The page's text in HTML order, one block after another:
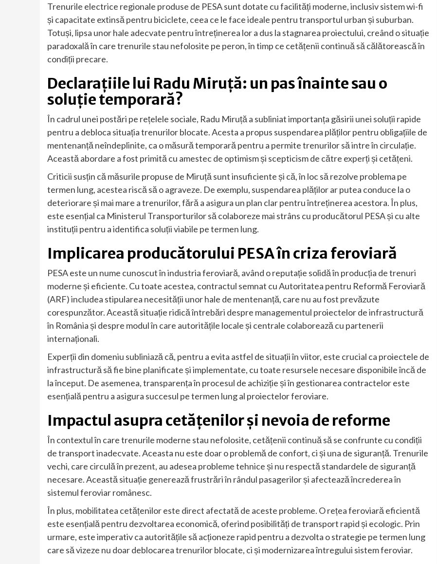
Trenurile electrice regionale produse de PESA sunt dotate cu facilități moderne, inclusiv sistem wi-fi
și capacitate extinsă pentru biciclete, ceea ce le face ideale pentru transportul urban și suburban.
Totuși, lipsa unor hale adecvate pentru întreținerea lor a dus la stagnarea proiectului, creând o situație
paradoxală în care trenurile stau nefolosite pe peron, în timp ce cetățenii continuă să călătorească în
condiții precare.
Declarațiile lui Radu Miruță: un pas înainte sau o
soluție temporară?
În cadrul unei postări pe rețelele sociale, Radu Miruță a subliniat importanța găsirii unei soluții rapide
pentru a debloca situația trenurilor blocate. Acesta a propus suspendarea plăților pentru obligațiile de
mentenanță neîndeplinite, ca o măsură temporară pentru a permite trenurilor să intre în circulație.
Această abordare a fost primită cu amestec de optimism și scepticism de către experți și cetățeni.
Criticii susțin că măsurile propuse de Miruță sunt insuficiente și că, în loc să rezolve problema pe
termen lung, acestea riscă să o agraveze. De exemplu, suspendarea plăților ar putea conduce la o
deteriorare și mai mare a trenurilor, fără a asigura un plan clar pentru întreținerea acestora. În plus,
este esențial ca Ministerul Transporturilor să colaboreze mai strâns cu producătorul PESA și cu alte
instituții pentru a identifica soluții viabile pe termen lung.
Implicarea producătorului PESA în criza feroviară
PESA este un nume cunoscut în industria feroviară, având o reputație solidă în producția de trenuri
moderne și eficiente. Cu toate acestea, contractul semnat cu Autoritatea pentru Reformă Feroviară
(ARF) includea stipularea necesității unor hale de mentenanță, care nu au fost prevăzute
corespunzător. Această situație ridică întrebări despre managementul proiectelor de infrastructură
în România și despre modul în care autoritățile locale și centrale colaborează cu partenerii
internaționali.
Experții din domeniu subliniază că, pentru a evita astfel de situații în viitor, este crucial ca proiectele de
infrastructură să fie bine planificate și implementate, cu toate resursele necesare disponibile încă de
la început. De asemenea, transparența în procesul de achiziție și în gestionarea contractelor este
esențială pentru a asigura succesul pe termen lung al proiectelor feroviare.
Impactul asupra cetățenilor și nevoia de reforme
În contextul în care trenurile moderne stau nefolosite, cetățenii continuă să se confrunte cu condiții
de transport inadecvate. Aceasta nu este doar o problemă de confort, ci și una de siguranță. Trenurile
vechi, care circulă în prezent, au adesea probleme tehnice și nu respectă standardele de siguranță
necesare. Această situație generează frustrări în rândul pasagerilor și afectează încrederea în
sistemul feroviar românesc.
În plus, mobilitatea cetățenilor este direct afectată de aceste probleme. O rețea feroviară eficientă
este esențială pentru dezvoltarea economică, oferind posibilități de transport rapid și ecologic. Prin
urmare, este imperativ ca autoritățile să acționeze rapid pentru a dezvolta o strategie pe termen lung
care să vizeze nu doar deblocarea trenurilor blocate, ci și modernizarea întregului sistem feroviar.